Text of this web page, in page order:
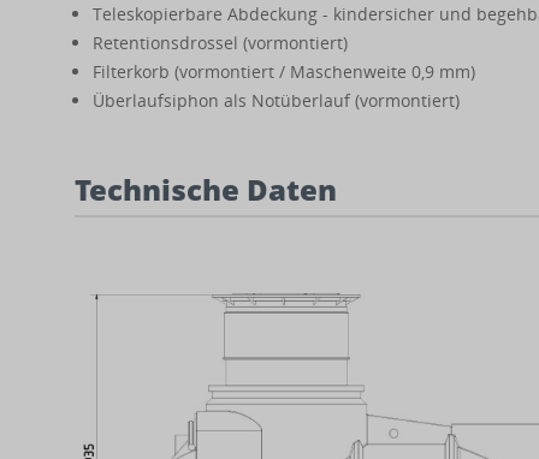
Teleskopierbare Abdeckung - kindersicher und
Retentionsdrossel (vormontiert)
Filterkorb (vormontiert / Maschenweite 0,9 mm)
Überlaufsiphon als Notüberlauf (vormontiert)
Technische Daten